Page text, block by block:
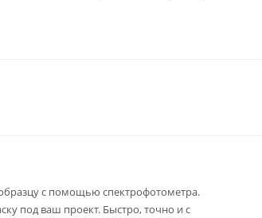
с помощью спектрофотометра.
под ваш проект. Быстро, точно и с